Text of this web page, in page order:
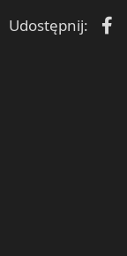
Udostępnij: